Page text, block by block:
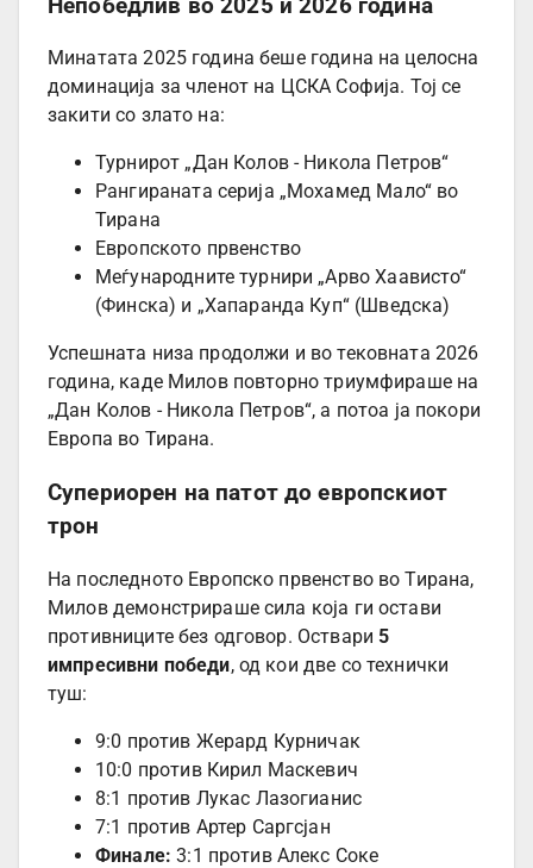
Непобедлив во 2025 и 2026 година
Минатата 2025 година беше година на целосна
доминација за членот на ЦСКА Софија. Тој се
закити со злато на:
Турнирот „Дан Колов - Никола Петров“
Рангираната серија „Мохамед Мало“ во
Тирана
Европското првенство
Меѓународните турнири „Арво Хаависто“
(Финска) и „Хапаранда Куп“ (Шведска)
Успешната низа продолжи и во тековната 2026
година, каде Милов повторно триумфираше на
„Дан Колов - Никола Петров“, а потоа ја покори
Европа во Тирана.
Супериорен на патот до европскиот
трон
На последното Европско првенство во Тирана,
Милов демонстрираше сила која ги остави
противниците без одговор. Оствари 5
импресивни победи, од кои две со технички
туш:
9:0 против Жерард Курничак
10:0 против Кирил Маскевич
8:1 против Лукас Лазогианис
7:1 против Артер Саргсјан
Финале: 3:1 против Алекс Соке